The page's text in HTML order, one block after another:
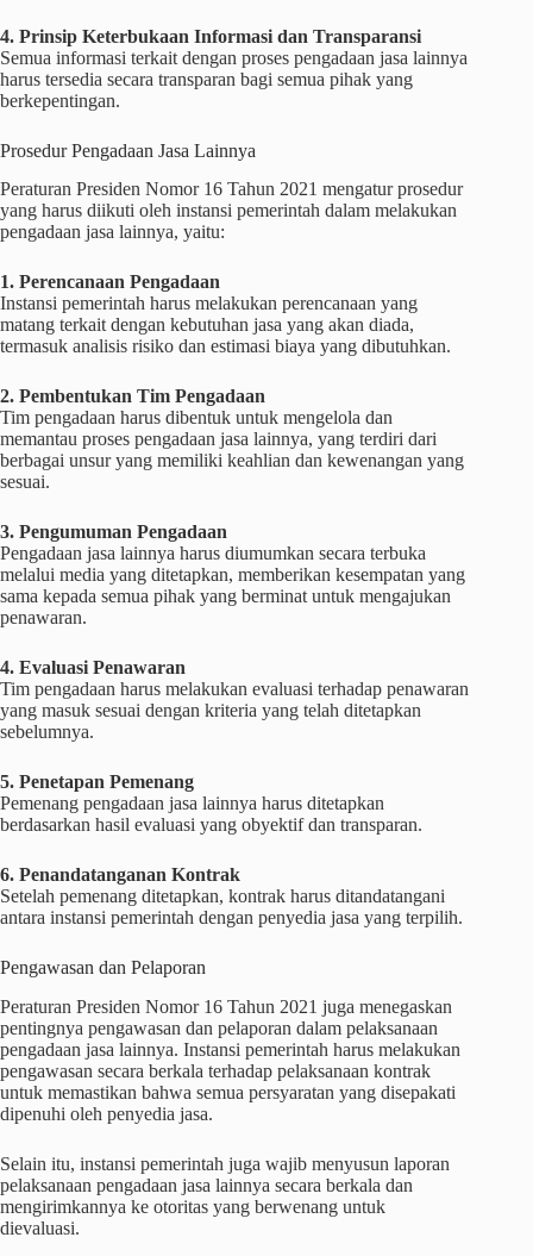
4. Prinsip Keterbukaan Informasi dan Transparansi
Semua informasi terkait dengan proses pengadaan jasa lainnya
harus tersedia secara transparan bagi semua pihak yang
berkepentingan.
Prosedur Pengadaan Jasa Lainnya
Peraturan Presiden Nomor 16 Tahun 2021 mengatur prosedur
yang harus diikuti oleh instansi pemerintah dalam melakukan
pengadaan jasa lainnya, yaitu:
1. Perencanaan Pengadaan
Instansi pemerintah harus melakukan perencanaan yang
matang terkait dengan kebutuhan jasa yang akan diada,
termasuk analisis risiko dan estimasi biaya yang dibutuhkan.
2. Pembentukan Tim Pengadaan
Tim pengadaan harus dibentuk untuk mengelola dan
memantau proses pengadaan jasa lainnya, yang terdiri dari
berbagai unsur yang memiliki keahlian dan kewenangan yang
sesuai.
3. Pengumuman Pengadaan
Pengadaan jasa lainnya harus diumumkan secara terbuka
melalui media yang ditetapkan, memberikan kesempatan yang
sama kepada semua pihak yang berminat untuk mengajukan
penawaran.
4. Evaluasi Penawaran
Tim pengadaan harus melakukan evaluasi terhadap penawaran
yang masuk sesuai dengan kriteria yang telah ditetapkan
sebelumnya.
5. Penetapan Pemenang
Pemenang pengadaan jasa lainnya harus ditetapkan
berdasarkan hasil evaluasi yang obyektif dan transparan.
6. Penandatanganan Kontrak
Setelah pemenang ditetapkan, kontrak harus ditandatangani
antara instansi pemerintah dengan penyedia jasa yang terpilih.
Pengawasan dan Pelaporan
Peraturan Presiden Nomor 16 Tahun 2021 juga menegaskan
pentingnya pengawasan dan pelaporan dalam pelaksanaan
pengadaan jasa lainnya. Instansi pemerintah harus melakukan
pengawasan secara berkala terhadap pelaksanaan kontrak
untuk memastikan bahwa semua persyaratan yang disepakati
dipenuhi oleh penyedia jasa.
Selain itu, instansi pemerintah juga wajib menyusun laporan
pelaksanaan pengadaan jasa lainnya secara berkala dan
mengirimkannya ke otoritas yang berwenang untuk
dievaluasi.